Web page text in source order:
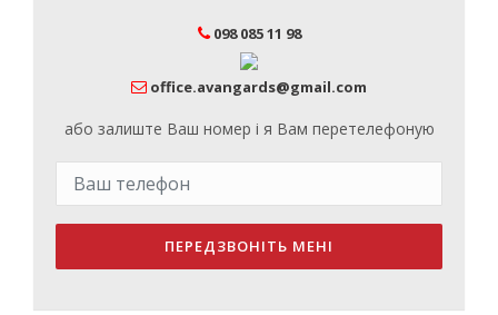
098 085 11 98
office.avangards@gmail.com
або залиште Ваш номер і я Вам перетелефоную
ПЕРЕДЗВОНІТЬ МЕНІ